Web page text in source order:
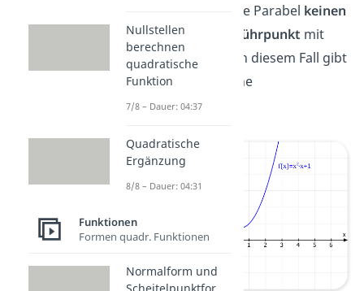
erkennen, dass die Parabel keinen
Schnitt- oder Berührpunkt mit
der x-Achse hat. In diesem Fall gibt
es dann auch keine
Nullstellenform.
Nullstellen
berechnen
quadratische
Funktion
7/8 – Dauer: 04:37
Quadratische
Ergänzung
8/8 – Dauer: 04:31
Funktionen
Formen quadr. Funktionen
Normalform und